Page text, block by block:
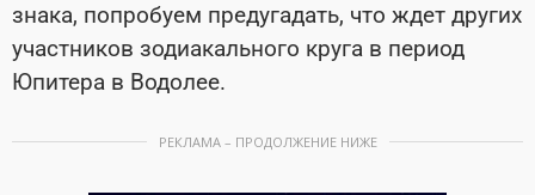
знака, попробуем предугадать, что ждет других
участников зодиакального круга в период
Юпитера в Водолее.
РЕКЛАМА – ПРОДОЛЖЕНИЕ НИЖЕ